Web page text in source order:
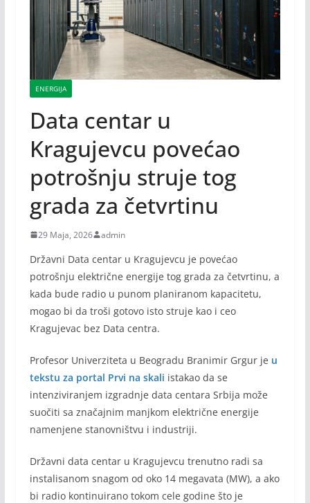
ENERGIJA
Data centar u
Kragujevcu povećao
potrošnju struje tog
grada za četvrtinu
29 Maja, 2026 admin
Državni Data centar u Kragujevcu je povećao
potrošnju električne energije tog grada za četvrtinu, a
kada bude radio u punom planiranom kapacitetu,
mogao bi da troši gotovo isto struje kao i ceo
Kragujevac bez Data centra.
Profesor Univerziteta u Beogradu Branimir Grgur je u
tekstu za portal Prvi na skali istakao da se
intenziviranjem izgradnje data centara Srbija može
suočiti sa značajnim manjkom električne energije
namenjene stanovništvu i industriji.
Državni data centar u Kragujevcu trenutno radi sa
instalisanom snagom od oko 14 megavata (MW), a ako
bi radio kontinuirano tokom cele godine što je